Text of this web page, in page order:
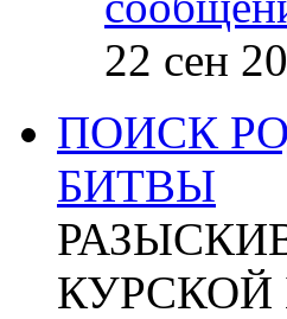
22 сен
ПОИСК
БИТВЫ